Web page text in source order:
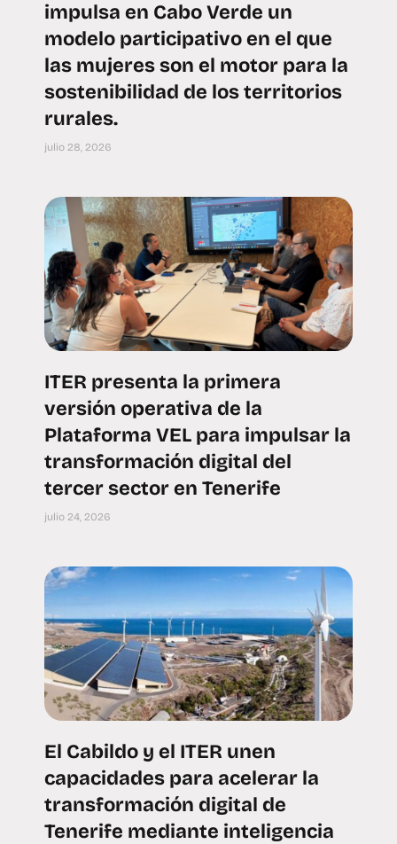
impulsa en Cabo Verde un
modelo participativo en el que
las mujeres son el motor para la
sostenibilidad de los territorios
rurales.
julio 28, 2026
ITER presenta la primera
versión operativa de la
Plataforma VEL para impulsar la
transformación digital del
tercer sector en Tenerife
julio 24, 2026
El Cabildo y el ITER unen
capacidades para acelerar la
transformación digital de
Tenerife mediante inteligencia